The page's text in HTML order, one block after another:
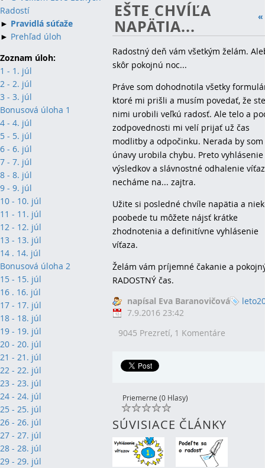
Radostí
► Pravidlá súťaže
► Prehľad úloh
Zoznam úloh:
1 - 1. júl
2 - 2. júl
3 - 3. júl
Bonusová úloha 1
4 - 4. júl
5 - 5. júl
6 - 6. júl
7 - 7. júl
8 - 8. júl
9 - 9. júl
10 - 10. júl
11 - 11. júl
12 - 12. júl
13 - 13. júl
14 . 14. júl
Bonusová úloha 2
15 - 15. júl
16 . 16. júl
17 - 17. júl
18 - 18. júl
19 - 19. júl
20 - 20. júl
21 - 21. júl
22 - 22. júl
23 - 23. júl
24 - 24. júl
25 - 25. júl
26 - 26. júl
27 - 27. júl
28 - 28. júl
29 - 29. júl
«
EŠTE CHVÍĽA
NAPÄTIA...
Radostný deň vám všetkým želám.
skôr pokojnú noc...
Práve som dohodnotila všetky
ktoré mi prišli a musím povedať, že
nimi urobili veľkú radosť. Ale telo a
zodpovednosti mi velí prijať už čas
modlitby a odpočinku. Nerada by som
únavy urobila chybu. Preto vyhlásenie
výsledkov a slávnostné odhalenie
necháme na... zajtra.
Užite si posledné chvíle napätia a
poobede tu môžete nájsť krátke
zhodnotenia a definitívne vyhlásenie
víťaza.
Želám vám príjemné čakanie a
RADOSTNÝ čas.
napísal Eva Baranovičová
7.9.2016 23:42
9045 Prezretí, 1 Komentáre
Priemerne (0 Hlasy)
SÚVISIACE ČLÁNKY